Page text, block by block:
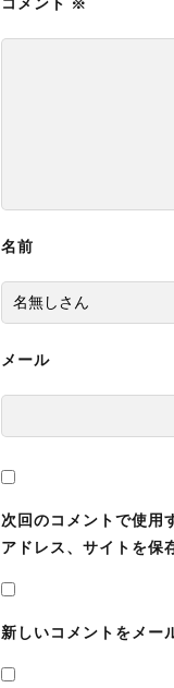
MODの導入方
ト改造】
方法と使い方【
解除MODの導
チート改造】
【バイオレクイ
の導入方法と使
くする【バイオ
造】
名前
メール
次回のコメントで使用
アドレス、サイトを保
新しいコメントをメー